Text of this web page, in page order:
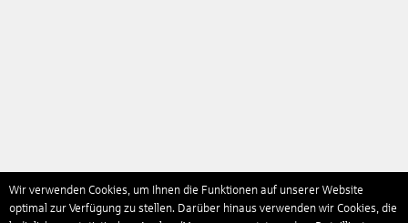
Wir verwenden Cookies, um Ihnen die Funktionen auf unserer Website
optimal zur Verfügung zu stellen. Darüber hinaus verwenden wir Cookies, die